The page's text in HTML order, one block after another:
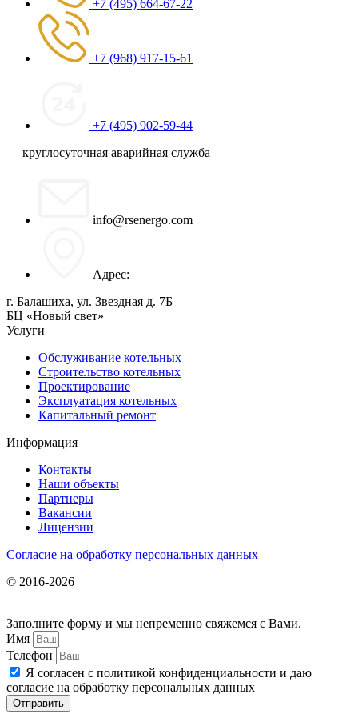
+7 (495) 664-67-22
+7 (968) 917-15-61
+7 (495) 902-59-44
— круглосуточная аварийная служба
info@rsenergo.com
Адрес:
г. Балашиха, ул. Звездная д. 7Б
БЦ «Новый свет»
Услуги
Обслуживание котельных
Строительство котельных
Проектирование
Эксплуатация котельных
Капитальный ремонт
Информация
Контакты
Наши объекты
Партнеры
Вакансии
Лицензии
Согласие на обработку персональных данных
© 2016-2026
Заполните форму и мы непременно свяжемся с Вами.
Имя
Телефон
Я согласен с политикой конфиденциальности и даю
согласие на обработку персональных данных
Отправить